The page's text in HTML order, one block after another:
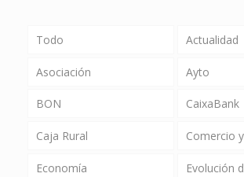
Todo Actualidad
Asociación Ayto
BON CaixaBank
Caja Rural Comercio
Economía Evolución